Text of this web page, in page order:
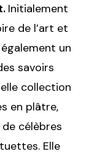
Initialement
de l’art et
un
savoirs
collection
en plâtre,
célèbres
Elle